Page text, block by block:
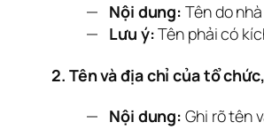
Nội dung: Tên do
Lưu ý:Tên phải có
2. Tên và địa chỉ của tổ
Nội dung: Ghi rõ tên